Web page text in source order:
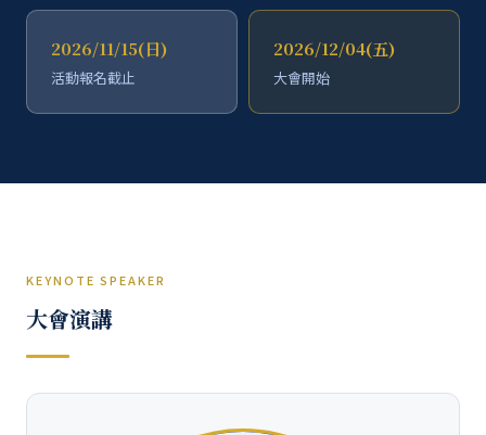
2026/11/15(日)
活動報名截止
2026/12/04(五)
大會開始
KEYNOTE SPEAKER
大會演講